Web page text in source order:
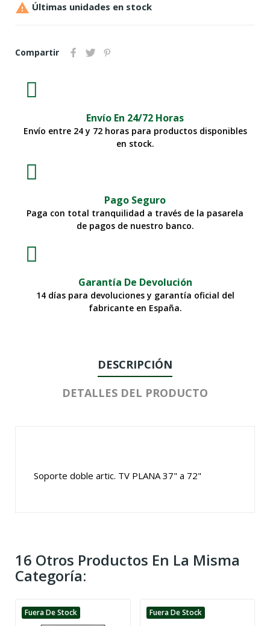
 Últimas unidades en stock
Compartir
Envío En 24/72 Horas
Envío entre 24 y 72 horas para productos disponibles
en stock.
Pago Seguro
Paga con total tranquilidad a través de la pasarela
de pagos de nuestro banco.
Garantía De Devolución
14 días para devoluciones y garantía oficial del
fabricante en España.
DESCRIPCIÓN
DETALLES DEL PRODUCTO
Soporte doble artic. TV PLANA 37" a 72"
16 Otros Productos En La Misma
Categoría:
Fuera De Stock Fuera De Stock